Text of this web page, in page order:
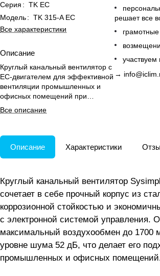
Серия : TK EC
Модель: TK 315-A EC
Все характеристики
Описание
Круглый канальный вентилятор с
EC-двигателем для эффективной
вентиляции промышленных и
офисных помещений при
сниженном уровне шума.
Все описание
решает все
участвуем
→
Описание Характеристики
Круглый канальный вентилятор
сочетает в себе прочный корпус из
коррозионной стойкостью и
с электронной системой управления.
максимальный воздухообмен до 1700
уровне шума 52 дБ, что делает его
промышленных и офисных